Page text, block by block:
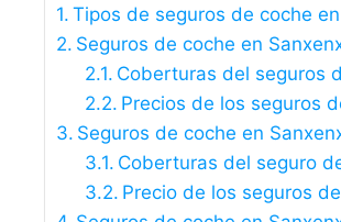
Tipos de seguros de coche
Seguros de coche en
Coberturas del seguros
Precios de los seguros
Seguros de coche en
Coberturas del seguro
Precio de los seguros